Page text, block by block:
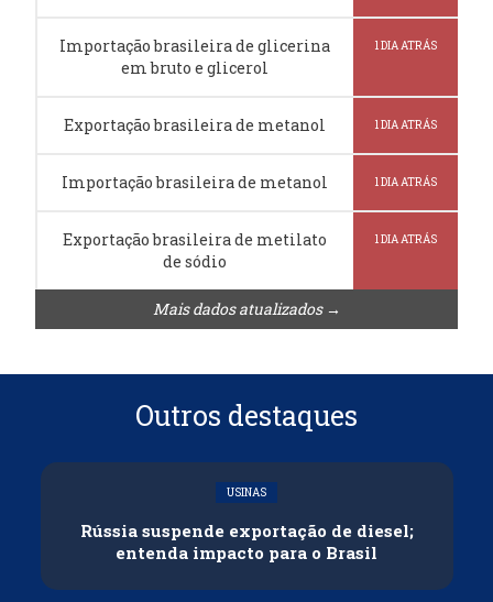
Importação brasileira de glicerina
em bruto e glicerol
1 DIA ATRÁS
Exportação brasileira de metanol 1 DIA ATRÁS
Importação brasileira de metanol 1 DIA ATRÁS
Exportação brasileira de metilato
de sódio
1 DIA ATRÁS
Mais dados atualizados →
Outros destaques
USINAS
Rússia suspende exportação de diesel;
entenda impacto para o Brasil